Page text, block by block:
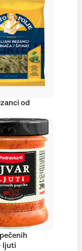
od
ljuti